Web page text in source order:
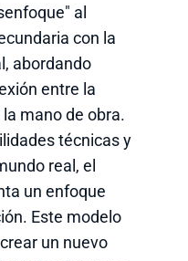
al
con la
abordando
entre la
mano de obra.
técnicas y
real, el
un enfoque
Este modelo
un nuevo